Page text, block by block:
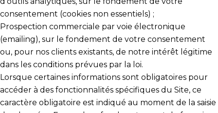
consentement (cookies non essentiels) ;
Prospection commerciale par voie électronique
(emailing), sur le fondement de votre consentement
ou, pour nos clients existants, de notre intérêt légitime
dans les conditions prévues par la loi.
Lorsque certaines informations sont obligatoires pour
accéder à des fonctionnalités spécifiques du Site, ce
caractère obligatoire est indiqué au moment de la saisie